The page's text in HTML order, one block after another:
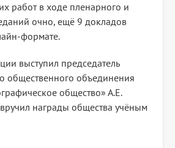
работ в ходе пленарного и
очно, ещё 9 докладов
формате.
выступил председатель
общественного объединения
общество» А.Е.
награды общества учёным